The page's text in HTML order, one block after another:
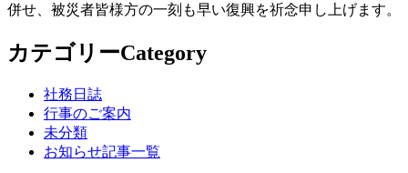
併せ、被災者皆様方の一刻も早い復興を祈念申し上げます。
カテゴリーCategory
社務日誌
行事のご案内
未分類
お知らせ記事一覧